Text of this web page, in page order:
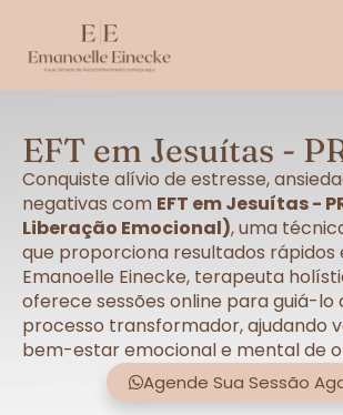
EFT em Jesuítas -
Conquiste alívio de estresse,
negativas com EFT em Jesuítas -
Liberação Emocional), uma
que proporciona resultados rápidos
Emanoelle Einecke, terapeuta
oferece sessões online para guiá-lo
processo transformador, ajudando
bem-estar emocional e mental de
Agende Sua Sessão